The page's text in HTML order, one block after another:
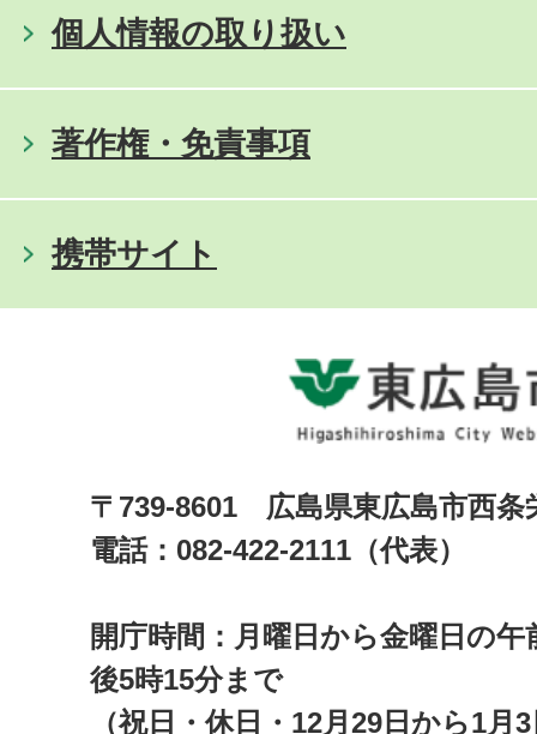
個人情報の取り扱い
著作権・免責事項
携帯サイト
〒739-8601 広島県東広島市西
電話：082-422-2111（代表）
開庁時間：月曜日から金曜日の午
後5時15分まで
（祝日・休日・12月29日から1月